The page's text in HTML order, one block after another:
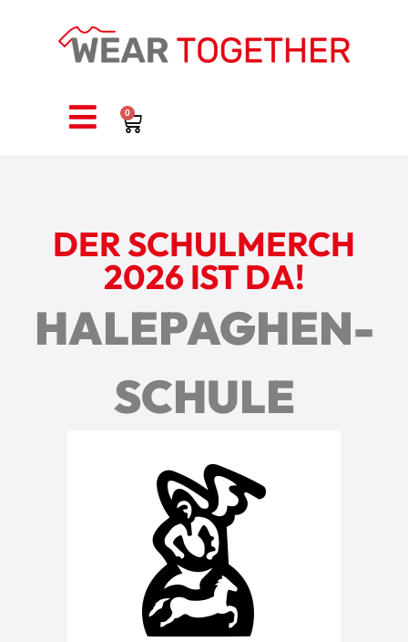
0
DER SCHULMERCH
2026 IST DA!
HALEPAGHEN-
SCHULE